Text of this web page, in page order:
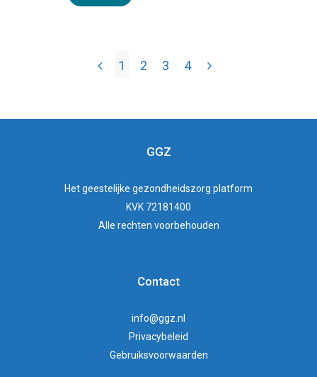
1 2 3 4
GGZ
Hetgeestelijke gezondheidszorg platform
KVK 72181400
Alle rechten voorbehouden
Contact
info@ggz.nl
Privacybeleid
Gebruiksvoorwaarden